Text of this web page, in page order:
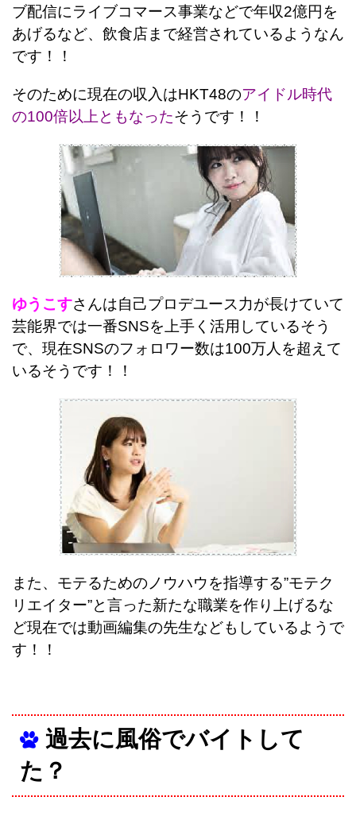
ブ配信にライブコマース事業などで年収2億円を
あげるなど、飲食店まで経営されているようなん
です！！
そのために現在の収入はHKT48のアイドル時代
の100倍以上ともなったそうです！！
ゆうこすさんは自己プロデユース力が長けていて
芸能界では一番SNSを上手く活用しているそう
で、現在SNSのフォロワー数は100万人を超えて
いるそうです！！
また、モテるためのノウハウを指導する”モテク
リエイター”と言った新たな職業を作り上げるな
ど現在では動画編集の先生などもしているようで
す！！
過去に風俗でバイトして
た？